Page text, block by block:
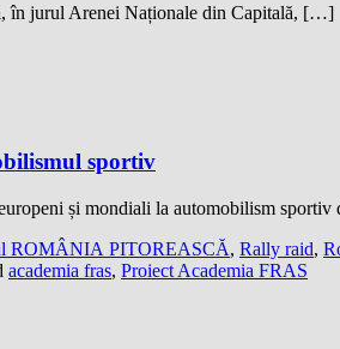
în jurul Arenei Naționale din Capitală, […]
sportiv
și mondiali la automobilism
ROMÂNIA PITOREASCĂ, Rally raid,
academia fras, Proiect Academia FRAS